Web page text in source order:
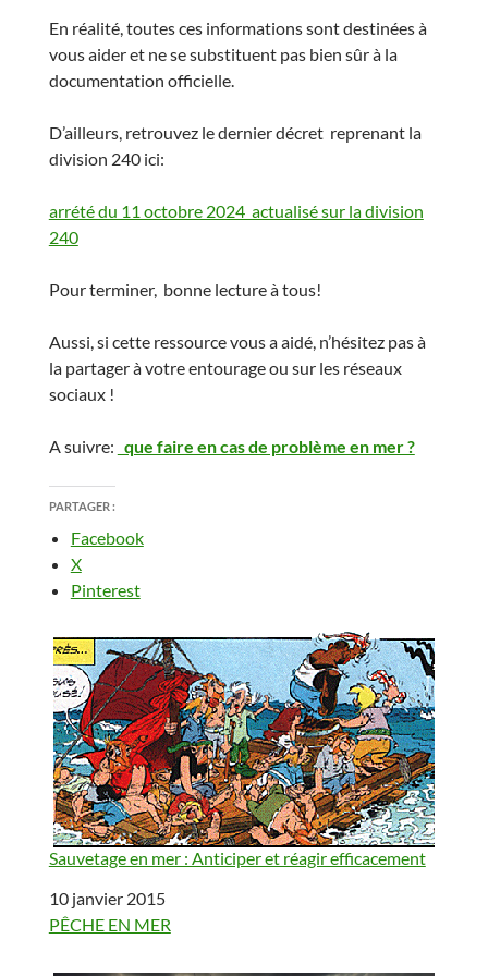
En réalité, toutes ces informations sont destinées à
vous aider et ne se substituent pas bien sûr à la
documentation officielle.
D’ailleurs, retrouvez le dernier décret reprenant la
division 240 ici:
arrété du 11 octobre 2024 actualisé sur la division
240
Pour terminer, bonne lecture à tous!
Aussi, si cette ressource vous a aidé, n’hésitez pas à
la partager à votre entourage ou sur les réseaux
sociaux !
A suivre: que faire en cas de problème en mer ?
PARTAGER :
Facebook
X
Pinterest
Sauvetage en mer : Anticiper et réagir efficacement
Date
10 janvier 2015
Par rapport à
PÊCHE EN MER